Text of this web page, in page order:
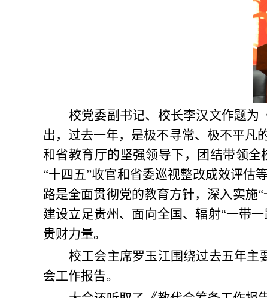
校党委副书记、校长李汉文作题为
出，过去一年，是极不寻常、极不平凡
和省教育厅的坚强领导下，团结带领全
“十四五”收官和省委巡视整改成效评估
路是全面贯彻党的教育方针，深入实施
建设立足贵州、面向全国、辐射“一带
贵财力量。
校工会主席罗玉江围绕过去五年主
会工作报告。